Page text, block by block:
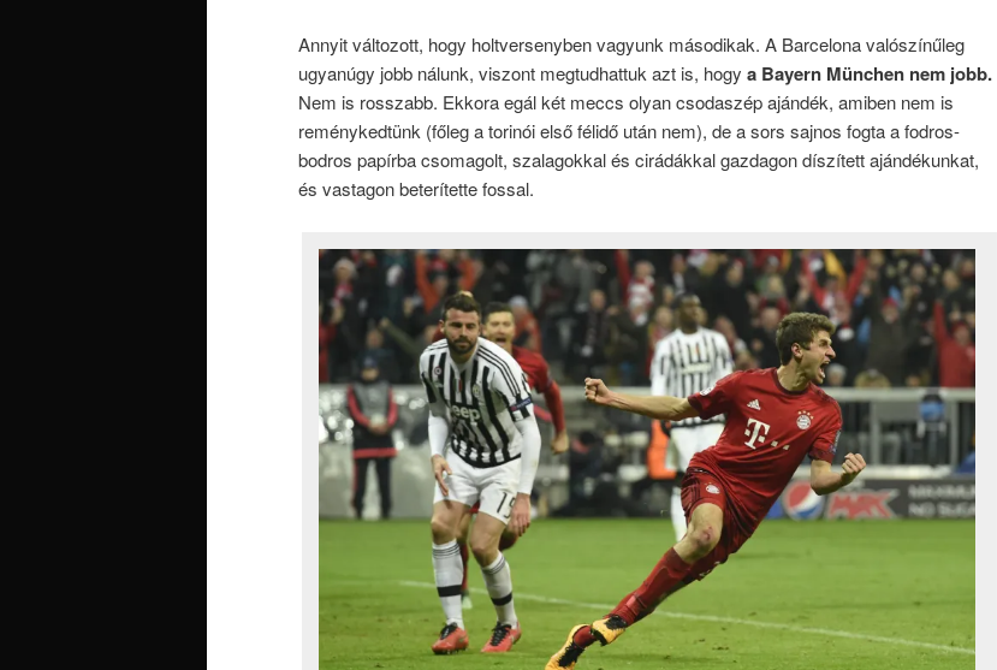
Annyit változott, hogy holtversenyben vagyunk másodikak. A Barcelona valószínűleg
ugyanúgy jobb nálunk, viszont megtudhattuk azt is, hogy a Bayern München nem jobb.
Nem is rosszabb. Ekkora egál két meccs olyan csodaszép ajándék, amiben nem is
reménykedtünk (főleg a torinói első félidő után nem), de a sors sajnos fogta a fodros-
bodros papírba csomagolt, szalagokkal és cirádákkal gazdagon díszített ajándékunkat,
és vastagon beterítette fossal.